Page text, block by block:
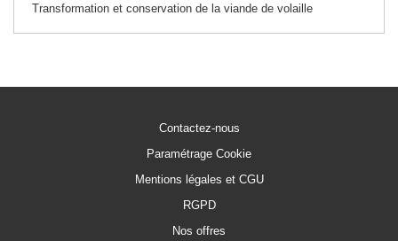
Transformation et conservation de la viande de volaille
Contactez-nous
Paramétrage Cookie
Mentions légales et CGU
RGPD
Nos offres